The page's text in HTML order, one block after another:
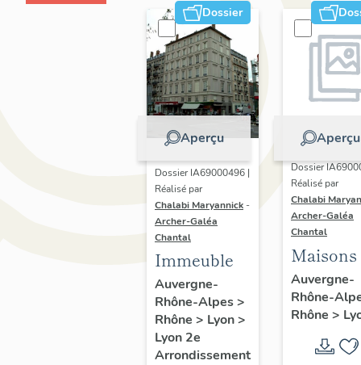
Dossier
Aperçu
Dossier IA69000496 |
Réalisé par
Chalabi Maryannick -
Archer-Galéa
Chantal
Immeuble
Auvergne-
Rhône-Alpes>
Rhône > Lyon>
Lyon 2e
Arrondissement
Aperçu
Dossier
Réalisé par
Chalabi
Archer-Galéa
Chantal
Maisons
Auvergne-
Rhône-
Rhône >